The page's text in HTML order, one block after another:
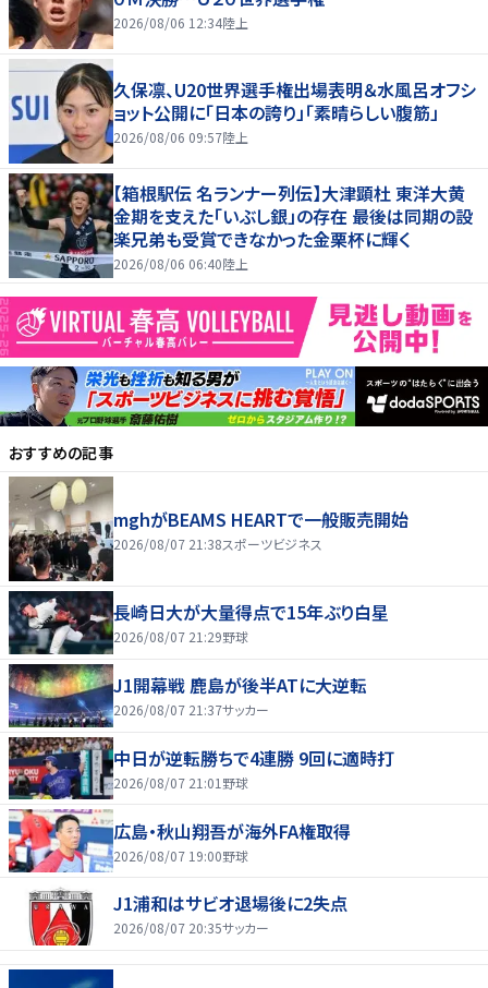
2026/08/06 12:34陸上
久保凛、U20世界選手権出場表明＆水風呂オフシ
ョット公開に「日本の誇り」「素晴らしい腹筋」
2026/08/06 09:57陸上
【箱根駅伝 名ランナー列伝】大津顕杜 東洋大黄
金期を支えた「いぶし銀」の存在 最後は同期の設
楽兄弟も受賞できなかった金栗杯に輝く
2026/08/06 06:40陸上
おすすめの記事
mghがBEAMS HEARTで一般販売開始
2026/08/07 21:38スポーツビジネス
長崎日大が大量得点で15年ぶり白星
2026/08/07 21:29野球
J1開幕戦 鹿島が後半ATに大逆転
2026/08/07 21:37サッカー
中日が逆転勝ちで4連勝 9回に適時打
2026/08/07 21:01 野球
広島・秋山翔吾が海外FA権取得
2026/08/07 19:00野球
J1浦和はサビオ退場後に2失点
2026/08/07 20:35サッカー